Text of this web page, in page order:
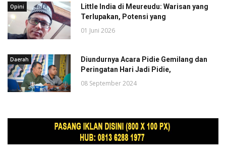
Opini
Little India di Meureudu: Warisan yang
Terlupakan, Potensi yang
01 Juni 2026
Daerah
Diundurnya Acara Pidie Gemilang dan
Peringatan Hari Jadi Pidie,
08 September 2024